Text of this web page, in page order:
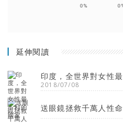
0%
延伸閱讀
印度，全世界對女性
2018/07/08
送眼鏡拯救千萬人性命